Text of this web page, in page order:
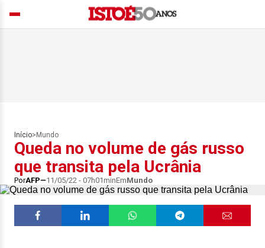
Início> Mundo
Queda no volume de gás russo
que transita pela Ucrânia
PorAFP 11/05/22 - 07h01minEmMundo